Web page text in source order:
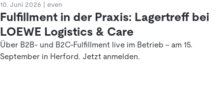
10. Juni 2026 even
Fulfillment in der Praxis: Lagertreff bei
LOEWE Logistics & Care
Über B2B- und B2C-Fulfillment live im Betrieb – am 15.
September in Herford. Jetzt anmelden.